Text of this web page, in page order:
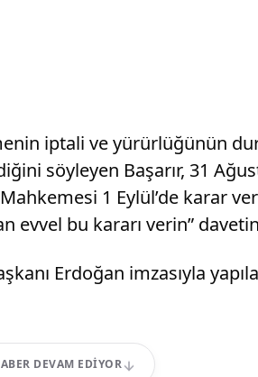
iptali ve yürürlüğünün
söyleyen Başarır, 31
1 Eylül’de karar
evvel bu kararı verin”
Erdoğan imzasıyla
DEVAM EDIYOR